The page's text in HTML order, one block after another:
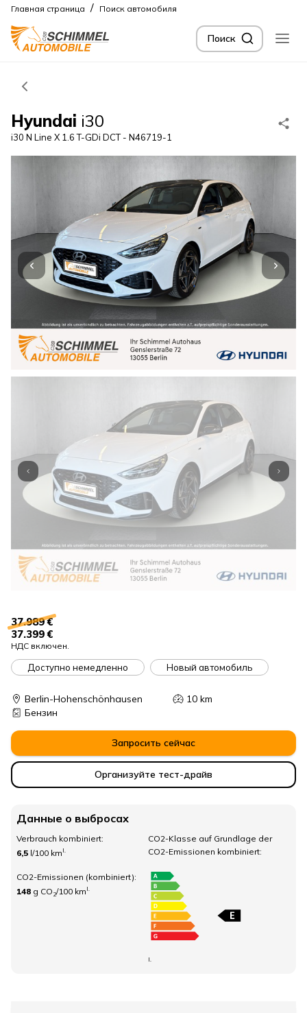
Главная страница / Поиск автомобиля
Поиск
Hyundai i30
i30 N Line X 1.6 T-GDi DCT - N46719-1
37.989 €
37.399 €
НДС включен.
Доступно немедленно Новый автомобиль
Berlin-Hohenschönhausen 10km
Бензин
Запросить сейчас
Организуйте тест-драйв
Данные о выбросах
Verbrauch kombiniert:
6,5 l/100 km I.
CO2-Emissionen (kombiniert):
148 g CO 2/100 km I.
CO2-Klasse auf Grundlage der
CO2-Emissionen kombiniert:
I.